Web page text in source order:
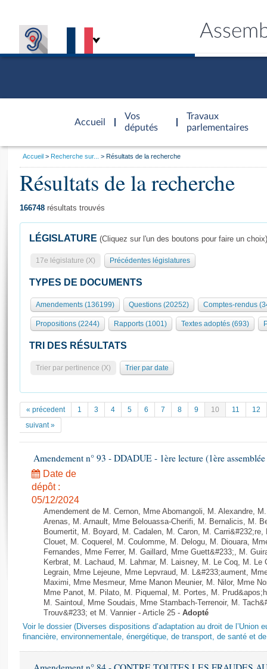
Accueil
d'accueil
Vos
députés
Travaux
parlementaires
Présidence
577 députés
Groupes politiques
Séance publique
Commissions et autres organes
Europe et International
Pétitions
Documents parlementaires
Projets de loi
Propositions de loi
Amendements
Textes adoptés
Rapports d'information
Rapports d'enquête
Rapports législatifs
Rapports sur l'application des lois
Baromètre de l’application des lois
Dossiers législatifs
Budget et sécurité sociale
Général
Rôle et pouvoirs de l'Assemblée
Organisation de l'Assemblée
Présidence Conférence des Présidents Bureau Collège des
Statistiques et chiffres clés
Documents de référence
( Constitution | Règlement de l'Assemblée ... )
Histoire
Juniors
Anciennes législatures
Liens vers les sites publics
Visiter l'Assemblée
Visite virtuelle du palais Bourbon
Assister à une séance
La Bibliothèque
Les archives
Photos libres de droit
Vous
Accueil Recherche sur... Résultats de la recherche
Résultats de la recherche
166748 résultats trouvés
LÉGISLATURE (Cliquez sur l'un des boutons pour faire un choix)
17e législature (X) Précédentes législatures
TYPES DE DOCUMENTS
Amendements (136199) Questions (20252) Comptes-rendus
Propositions (2244) Rapports (1001) Textes adoptés (693)
TRI DES RÉSULTATS
Trier par pertinence (X) Trier par date
« précedent 1 3 4 5 6 7 8 9 10 11
12
suivant »
Amendement n° 93 - DDADUE - 1ère lecture (1ère
Date de
dépôt :
05/12/2024
Amendement de M. Cernon, Mme Abomangoli, M. Alexandre,
Arenas, M. Arnault, Mme Belouassa-Cherifi, M. Bernalicis, M.
Boumertit, M. Boyard, M. Cadalen, M. Caron, M.
Clouet, M. Coquerel, M. Coulomme, M. Delogu, M. Diouara,
Fernandes, Mme Ferrer, M. Gaillard, Mme Guett&#233;, M.
Kerbrat, M. Lachaud, M. Lahmar, M. Laisney, M. Le Coq, M. Le
Legrain, Mme Lejeune, Mme Lepvraud, M. L&#233;aument,
Maximi, Mme Mesmeur, Mme Manon Meunier, M. Nilor, Mme
Mme Panot, M. Pilato, M. Piquemal, M. Portes, M.
M. Saintoul, Mme Soudais, Mme Stambach-Terrenoir, M.
Trouv&#233; et M. Vannier - Article 25 - Adopté
Voir le dossier (Diverses dispositions d’adaptation au droit de l’Union
financière, environnementale, énergétique, de transport, de santé et